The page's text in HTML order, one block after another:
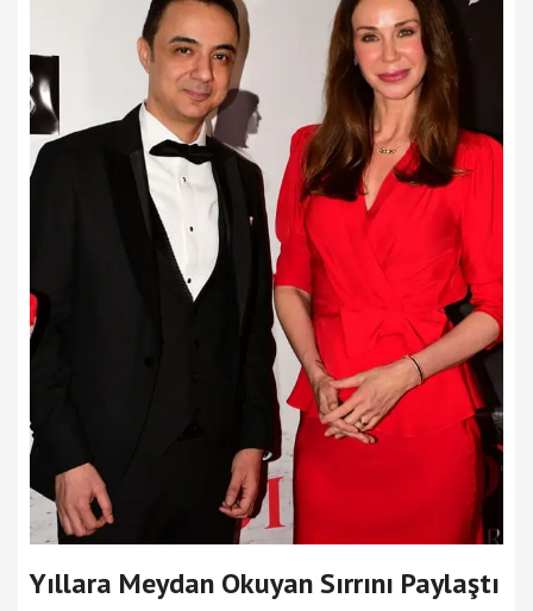
Yıllara Meydan Okuyan Sırrını Paylaştı